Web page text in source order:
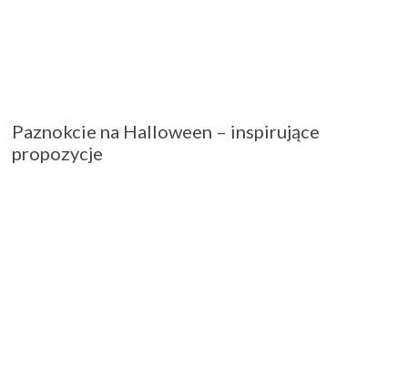
Paznokcie na Halloween – inspirujące
propozycje